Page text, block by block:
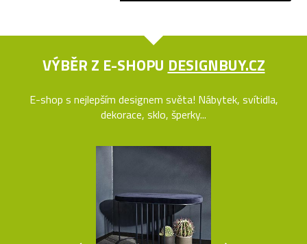
VÝBĚR Z E-SHOPU DESIGNBUY.CZ
E-shop s nejlepším designem světa! Nábytek, svítidla,
dekorace, sklo, šperky...